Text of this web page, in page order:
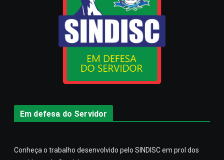
Em defesa do Servidor
Conheça o trabalho desenvolvido pelo SINDISC em prol dos